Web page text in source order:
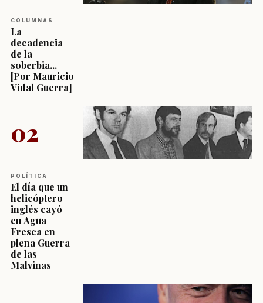
COLUMNAS
La
decadencia
de la
soberbia...
[Por Mauricio
Vidal Guerra]
02
POLÍTICA
El día que un
helicóptero
inglés cayó
en Agua
Fresca en
plena Guerra
de las
Malvinas